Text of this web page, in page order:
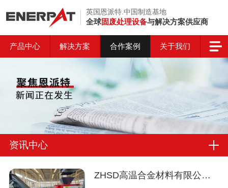
英国恩派特.中国制造基地
全球固废处理设备与解决方案供应商
产品中心 解决方案 合作案例 关于我们
资讯中心
ZHSD高温合金材料有限公司与恩派特定制高温合金钢屑脱油机案例